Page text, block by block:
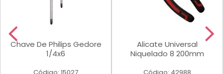
Chave De Philips Gedore
1/4x6
Código: 15027
Alicate Universal
Niquelado 8 200mm
Código: 42988